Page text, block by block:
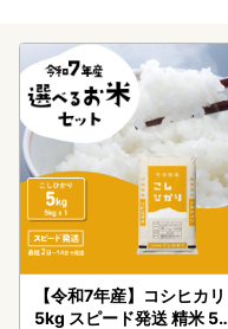
【令和7年産】コシヒカリ
5kg スピード発送 精米 5k